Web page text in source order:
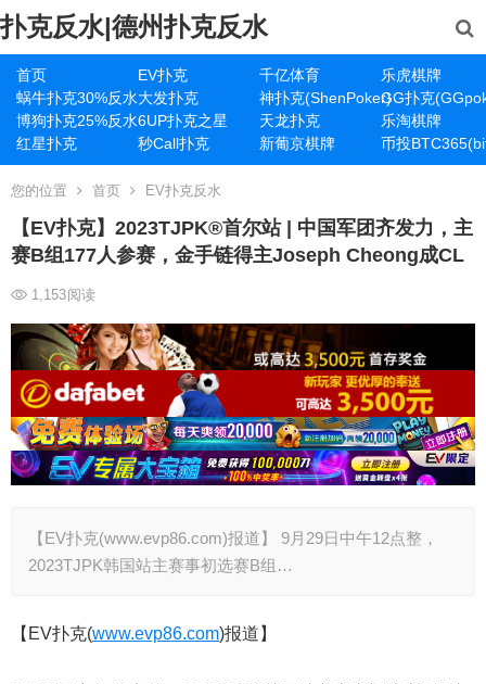
扑克反水|德州扑克反水
首页 EV扑克 千亿体育
乐虎棋牌
蜗牛扑克30%反水大发扑克 神扑克(ShenPoker)GG扑克
博狗扑克25%反水6UP扑克之星 天龙扑克
乐淘棋牌
红星扑克
秒Call扑克 新葡京棋牌 币投
您的位置 首页 EV扑克反水
【EV扑克】2023TJPK®首尔站 | 中国军团齐发力，主
赛B组177人参赛，金手链得主Joseph Cheong成CL
1,153阅读
【EV扑克(www.evp86.com)报道】 9月29日中午12点整，
2023TJPK韩国站主赛事初选赛B组…
【EV扑克(www.evp86.com)报道】